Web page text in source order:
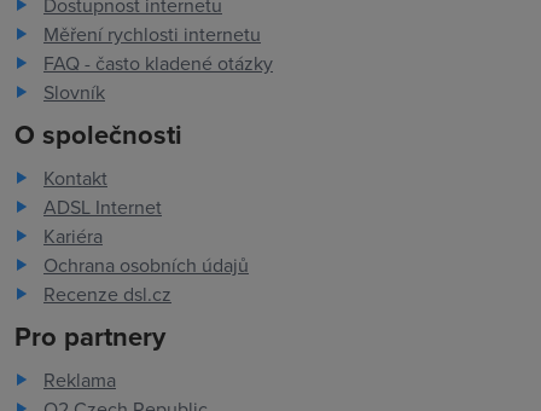
Měření rychlosti internetu
FAQ - často kladené otázky
Slovník
O společnosti
Kontakt
ADSL Internet
Kariéra
Ochrana osobních údajů
Recenze dsl.cz
Pro partnery
Reklama